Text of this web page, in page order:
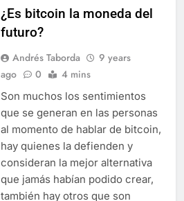
¿Es bitcoin la moneda del
futuro?
Andrés Taborda
9 years
ago
0 4 mins
Son muchos los sentimientos
que se generan en las personas
al momento de hablar de bitcoin,
hay quienes la defienden y
consideran la mejor alternativa
que jamás habían podido crear,
también hay otros que son